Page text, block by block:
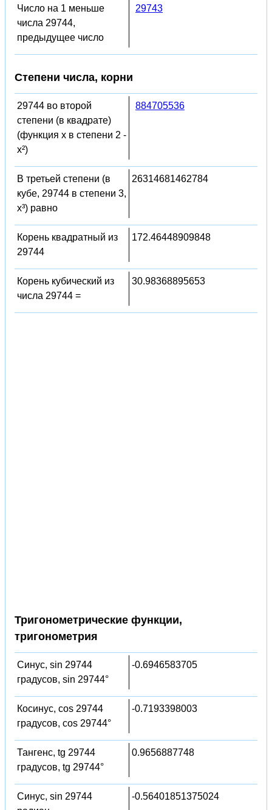
Число на 1 меньше
числа 29744,
предыдущее число
29743
Степени числа, корни
29744 во второй
степени (в квадрате)
(функция x в степени 2 -
x²)
884705536
В третьей степени (в
кубе, 29744 в степени 3,
x³) равно
26314681462784
Корень квадратный из
29744
172.46448909848
Корень кубический из
числа 29744 =
30.98368895653
Тригонометрические функции,
тригонометрия
Синус, sin 29744
градусов, sin 29744°
-0.6946583705
Косинус, cos 29744
градусов, cos 29744°
-0.7193398003
Тангенс, tg 29744
градусов, tg 29744°
0.9656887748
Синус, sin 29744
-0.56401851375024